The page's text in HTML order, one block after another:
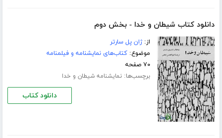
دانلود کتاب شیطان و خدا - بخش دوم
از:ژان پل سارتر
موضوع:کتاب‌های نمایشنامه و فیلمنامه
۷۰ صفحه
برچسب‌ها:نمایشنامه شیطان و خدا
دانلود کتاب